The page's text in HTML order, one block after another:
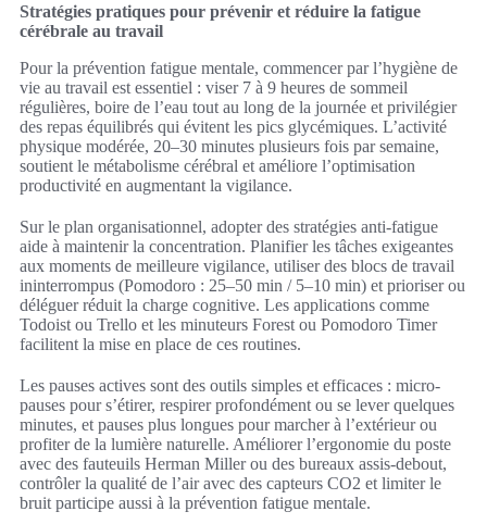
Stratégies pratiques pour prévenir et réduire la fatigue
cérébrale au travail
Pour la prévention fatigue mentale, commencer par l’hygiène de
vie au travail est essentiel : viser 7 à 9 heures de sommeil
régulières, boire de l’eau tout au long de la journée et privilégier
des repas équilibrés qui évitent les pics glycémiques. L’activité
physique modérée, 20–30 minutes plusieurs fois par semaine,
soutient le métabolisme cérébral et améliore l’optimisation
productivité en augmentant la vigilance.
Sur le plan organisationnel, adopter des stratégies anti-fatigue
aide à maintenir la concentration. Planifier les tâches exigeantes
aux moments de meilleure vigilance, utiliser des blocs de travail
ininterrompus (Pomodoro : 25–50 min / 5–10 min) et prioriser ou
déléguer réduit la charge cognitive. Les applications comme
Todoist ou Trello et les minuteurs Forest ou Pomodoro Timer
facilitent la mise en place de ces routines.
Les pauses actives sont des outils simples et efficaces : micro-
pauses pour s’étirer, respirer profondément ou se lever quelques
minutes, et pauses plus longues pour marcher à l’extérieur ou
profiter de la lumière naturelle. Améliorer l’ergonomie du poste
avec des fauteuils Herman Miller ou des bureaux assis-debout,
contrôler la qualité de l’air avec des capteurs CO2 et limiter le
bruit participe aussi à la prévention fatigue mentale.